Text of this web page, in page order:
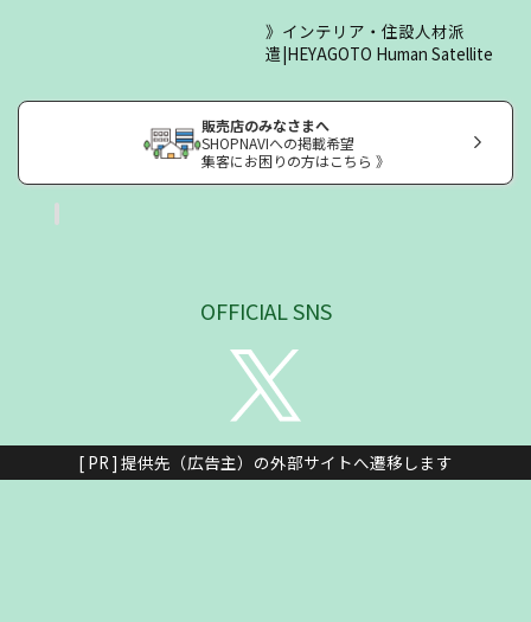
インテリア・住設人材派
遣|HEYAGOTO Human Satellite
販売店のみなさまへ
SHOPNAVIへの掲載希望
集客にお困りの方はこちら 》
OFFICIAL SNS
[ PR ] 提供先（広告主）の外部サイトへ遷移します